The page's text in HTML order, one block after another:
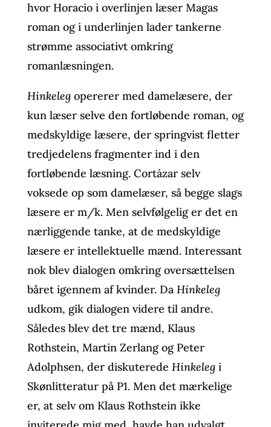
hvor Horacio i overlinjen læser Magas
roman og i underlinjen lader tankerne
strømme associativt omkring
romanlæsningen.
Hinkelegopererer med damelæsere, der
kun læser selve den fortløbende roman, og
medskyldige læsere, der springvist fletter
tredjedelens fragmenter ind i den
fortløbende læsning. Cortázar selv
voksede op som damelæser, så begge slags
læsere er m/k. Men selvfølgelig er det en
nærliggende tanke, at de medskyldige
læsere er intellektuelle mænd. Interessant
nok blev dialogen omkring oversættelsen
båret igennem af kvinder. Da Hinkeleg
udkom, gik dialogen videre til andre.
Således blev det tre mænd, Klaus
Rothstein, Martin Zerlang og Peter
Adolphsen, der diskuterede Hinkelegi
Skønlitteratur på P1. Men det mærkelige
er, at selv om Klaus Rothstein ikke